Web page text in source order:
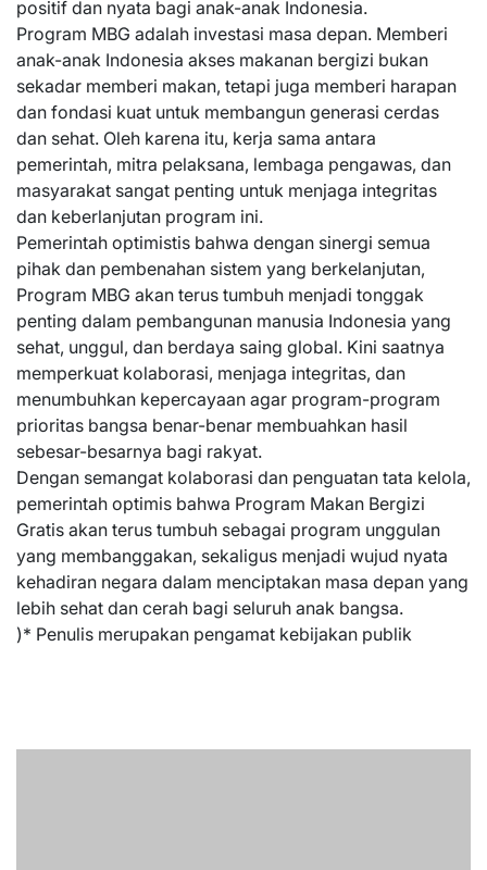
positif dan nyata bagi anak-anak Indonesia.
Program MBG adalah investasi masa depan. Memberi
anak-anak Indonesia akses makanan bergizi bukan
sekadar memberi makan, tetapi juga memberi harapan
dan fondasi kuat untuk membangun generasi cerdas
dan sehat. Oleh karena itu, kerja sama antara
pemerintah, mitra pelaksana, lembaga pengawas, dan
masyarakat sangat penting untuk menjaga integritas
dan keberlanjutan program ini.
Pemerintah optimistis bahwa dengan sinergi semua
pihak dan pembenahan sistem yang berkelanjutan,
Program MBG akan terus tumbuh menjadi tonggak
penting dalam pembangunan manusia Indonesia yang
sehat, unggul, dan berdaya saing global. Kini saatnya
memperkuat kolaborasi, menjaga integritas, dan
menumbuhkan kepercayaan agar program-program
prioritas bangsa benar-benar membuahkan hasil
sebesar-besarnya bagi rakyat.
Dengan semangat kolaborasi dan penguatan tata kelola,
pemerintah optimis bahwa Program Makan Bergizi
Gratis akan terus tumbuh sebagai program unggulan
yang membanggakan, sekaligus menjadi wujud nyata
kehadiran negara dalam menciptakan masa depan yang
lebih sehat dan cerah bagi seluruh anak bangsa.
)* Penulis merupakan pengamat kebijakan publik